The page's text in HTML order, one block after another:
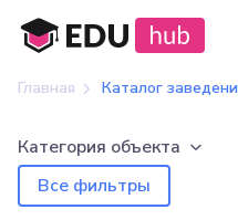
Главная Каталог
Категория объекта
Все фильтры